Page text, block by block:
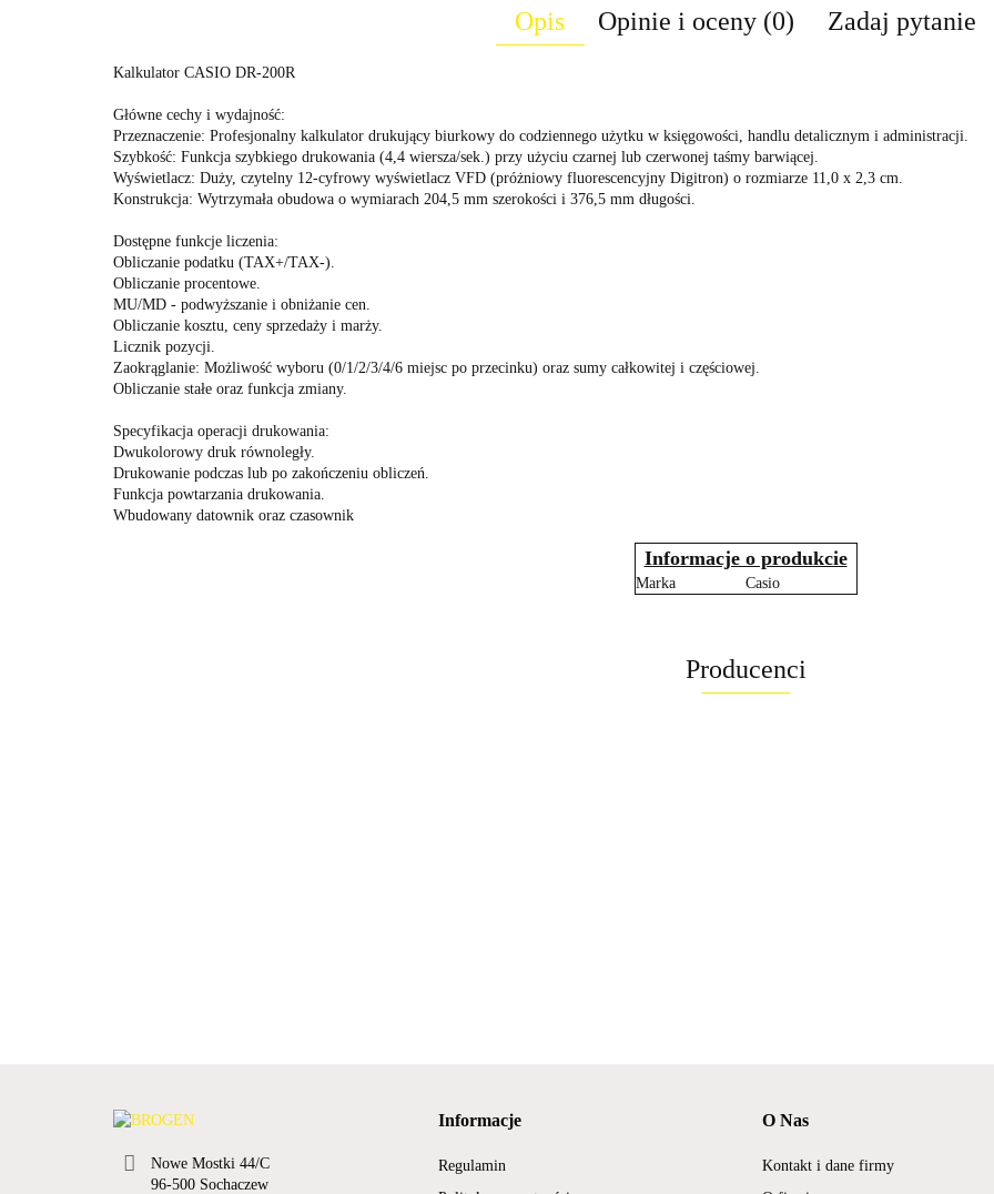
Opis Opinie i oceny (0) Zadaj pytanie
Kalkulator CASIO DR-200R
Główne cechy i wydajność:
Przeznaczenie: Profesjonalny kalkulator drukujący biurkowy do codziennego użytku w księgowości, handlu detalicznym i administracji.
Szybkość: Funkcja szybkiego drukowania (4,4 wiersza/sek.) przy użyciu czarnej lub czerwonej taśmy barwiącej.
Wyświetlacz: Duży, czytelny 12-cyfrowy wyświetlacz VFD (próżniowy fluorescencyjny Digitron) o rozmiarze 11,0 x 2,3 cm.
Konstrukcja: Wytrzymała obudowa o wymiarach 204,5 mm szerokości i 376,5 mm długości.
Dostępne funkcje liczenia:
Obliczanie podatku (TAX+/TAX-).
Obliczanie procentowe.
MU/MD - podwyższanie i obniżanie cen.
Obliczanie kosztu, ceny sprzedaży i marży.
Licznik pozycji.
Zaokrąglanie: Możliwość wyboru (0/1/2/3/4/6 miejsc po przecinku) oraz sumy całkowitej i częściowej.
Obliczanie stałe oraz funkcja zmiany.
Specyfikacja operacji drukowania:
Dwukolorowy druk równoległy.
Drukowanie podczas lub po zakończeniu obliczeń.
Funkcja powtarzania drukowania.
Wbudowany datownik oraz czasownik
Informacje o produkcie
Marka Casio
Producenci
Nowe Mostki 44/C
96-500 Sochaczew
Informacje
Regulamin
O Nas
Kontakt i dane firmy